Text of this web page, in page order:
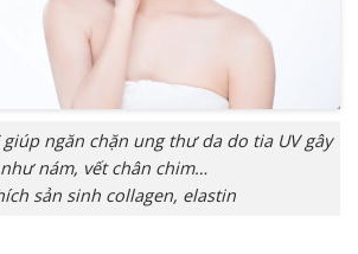
ngăn chặn ung thư da do tia UV gây
nám, vết chân chim…
sản sinh collagen, elastin